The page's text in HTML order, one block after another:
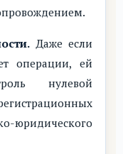
Даже если
операции, ей
нулевой
юридического